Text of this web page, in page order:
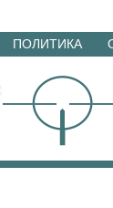
Перейти
материалам
ПОЛИТИКА